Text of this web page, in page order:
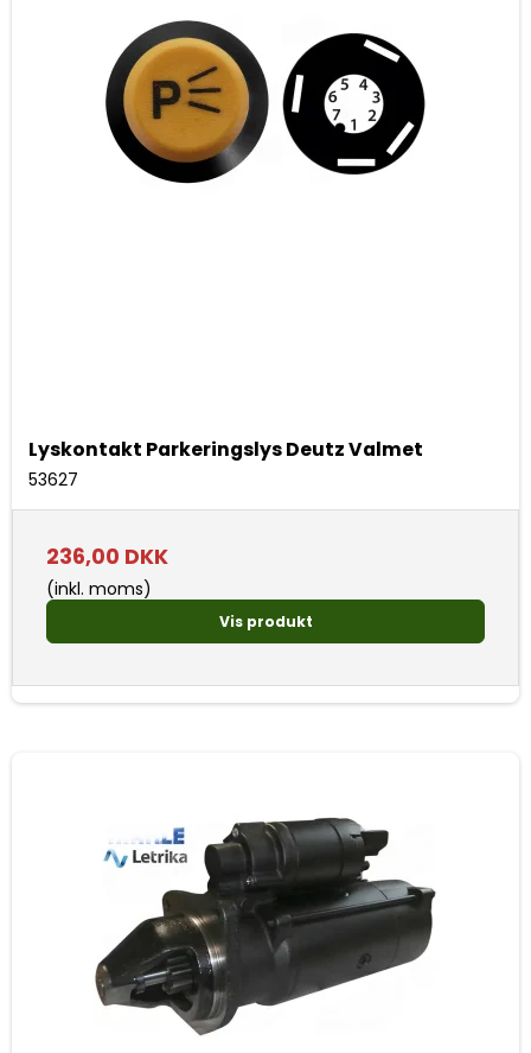
Lyskontakt Parkeringslys Deutz Valmet
53627
236,00 DKK
(inkl. moms)
Vis produkt